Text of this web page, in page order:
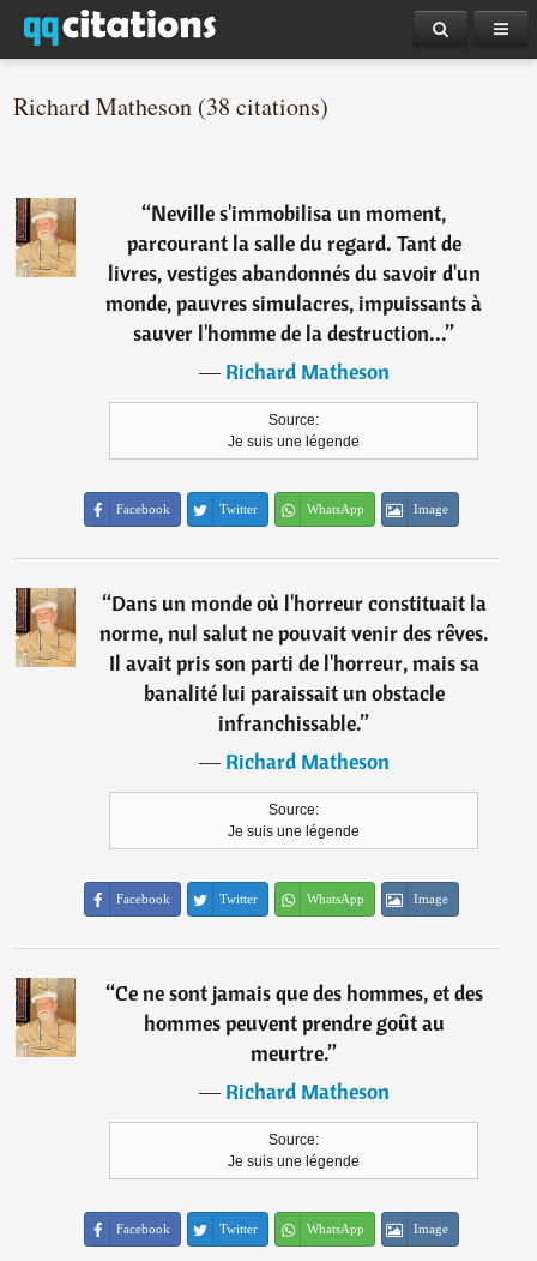
Richard Matheson (38 citations)
“Neville s'immobilisa un moment,
parcourant la salle du regard. Tant de
livres, vestiges abandonnés du savoir d'un
monde, pauvres simulacres, impuissants à
sauver l'homme de la destruction...”
―Richard Matheson
Source:
Je suis une légende
Facebook Twitter WhatsApp Image
“Dans un monde où l'horreur constituait la
norme, nul salut ne pouvait venir des rêves.
Il avait pris son parti de l'horreur, mais sa
banalité lui paraissait un obstacle
infranchissable.”
―Richard Matheson
Source:
Je suis une légende
Facebook Twitter WhatsApp Image
“Ce ne sont jamais que des hommes, et des
hommes peuvent prendre goût au
meurtre.”
―Richard Matheson
Source:
Je suis une légende
Facebook Twitter WhatsApp Image